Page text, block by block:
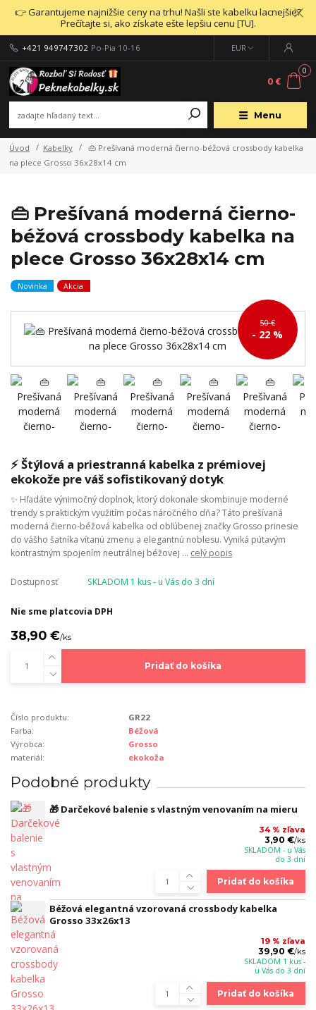
👉 Garantujeme najnižšie ceny na trhu! Našli ste kabelku lacnejšie?
Prečítajte si, ako získate ešte lepšiu cenu [TU].
Menu
EUR
+421 949747302 Po-Pia 10-16
0
0 €
Úvod Kabelky
👜 Prešívaná moderná čierno-béžová crossbody kabelka
na plece Grosso 36x28x14 cm
👜 Prešívaná moderná čierno-
béžová crossbody kabelka na
plece Grosso 36x28x14 cm
Novinka Akcia
50 €
- 22 %
⚡ Štýlová a priestranná kabelka z prémiovej
ekokože pre váš sofistikovaný dotyk
✨ Hľadáte výnimočný doplnok, ktorý dokonale skombinuje moderné
trendy s praktickým využitím počas náročného dňa? Táto prešívaná
moderná čierno-béžová kabelka od obľúbenej značky Grosso prinesie
do vášho šatníka vítanú zmenu a elegantnú noblesu. Vyniká pútavým
kontrastným spojením neutrálnej béžovej ... celý popis
Dostupnosť SKLADOM 1 kus - u Vás do 3 dní
Nie sme platcovia DPH
38,90 €/ks
Pridať do košíka
Číslo produktu:
GR22
Farba:
Béžová
Výrobca:
Grosso
materiál:
ekokoža
Podobné produkty
🎁 Darčekové balenie s vlastným venovaním na mieru
34 % zľava
3,90 €/ks
SKLADOM - u Vás
do 3 dní
Pridať do košíka
Béžová elegantná vzorovaná crossbody kabelka
Grosso 33x26x13
19 % zľava
39,90 €/ks
SKLADOM 1 kus -
u Vás do 3 dní
Pridať do košíka